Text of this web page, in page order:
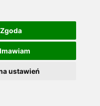
Zgoda
ustawień
ciast - 6 szt. (Rapsodia)